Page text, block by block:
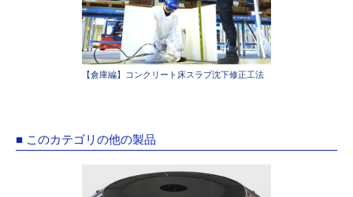
【倉庫編】コンクリート床スラブ沈下修正工法
■ このカテゴリの他の製品